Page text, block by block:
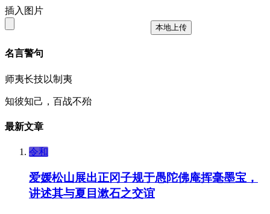
插入图片
本地上传
名言警句
师夷长技以制夷
知彼知己，百战不殆
最新文章
令和
爱媛松山展出正冈子规于愚陀佛庵挥毫墨宝，
讲述其与夏目漱石之交谊